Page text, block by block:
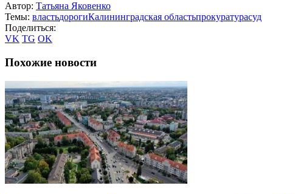
Автор: Татьяна Яковенко
Темы: властьдорогиКалининградская областьпрокуратурасуд
Поделиться:
VK TG OK
Похожие новости